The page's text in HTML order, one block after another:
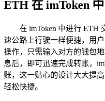
ETH 在 imToken
在 imToken 中进行 ETH
速公路上行驶一样便捷，用
操作，只需输入对方的钱包
息后，即可迅速完成转账，
账，这一贴心的设计大大提
轻松快捷。